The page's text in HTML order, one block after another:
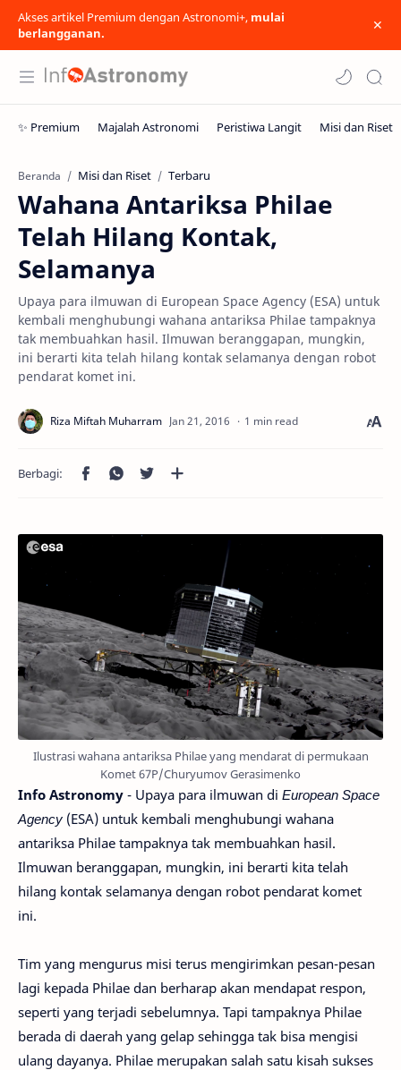
Akses artikel Premium dengan Astronomi+, mulai
berlangganan.
Beranda Misi dan Riset Terbaru
Wahana Antariksa Philae
Telah Hilang Kontak,
Selamanya
Upaya para ilmuwan di European Space Agency (ESA) untuk
kembali menghubungi wahana antariksa Philae tampaknya
tak membuahkan hasil. Ilmuwan beranggapan, mungkin,
ini berarti kita telah hilang kontak selamanya dengan robot
pendarat komet ini.
1 min read
Ilustrasi wahana antariksa Philae yang mendarat di permukaan
Komet 67P/Churyumov Gerasimenko
Info Astronomy - Upaya para ilmuwan di European Space
Agency (ESA) untuk kembali menghubungi wahana
antariksa Philae tampaknya tak membuahkan hasil.
Ilmuwan beranggapan, mungkin, ini berarti kita telah
hilang kontak selamanya dengan robot pendarat komet
ini.
Tim yang mengurus misi terus mengirimkan pesan-pesan
lagi kepada Philae dan berharap akan mendapat respon,
seperti yang terjadi sebelumnya. Tapi tampaknya Philae
berada di daerah yang gelap sehingga tak bisa mengisi
ulang dayanya. Philae merupakan salah satu kisah sukses